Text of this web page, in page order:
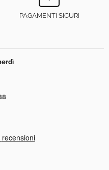
PAGAMENTI SICURI